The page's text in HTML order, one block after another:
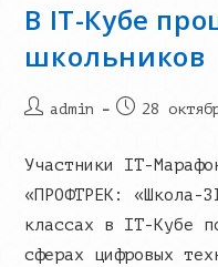
В IT-Кубе
школьников
Postadmin
Запись
28
Участники IT-
«ПРОФТРЕК: «Школа-
классах в IT-Кубе
сферах цифровых